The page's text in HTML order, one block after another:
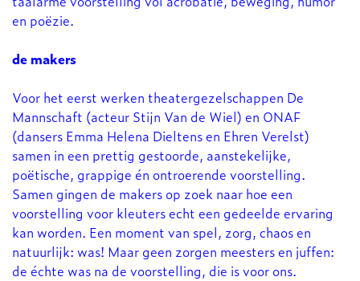
en poëzie.
de makers
Voor het eerst werken theatergezelschappen De
Mannschaft (acteur Stijn Van de Wiel) en ONAF
(dansers Emma Helena Dieltens en Ehren Verelst)
samen in een prettig gestoorde, aanstekelijke,
poëtische, grappige én ontroerende voorstelling.
Samen gingen de makers op zoek naar hoe een
voorstelling voor kleuters echt een gedeelde ervaring
kan worden. Een moment van spel, zorg, chaos en
natuurlijk: was! Maar geen zorgen meesters en juffen:
de échte was na de voorstelling, die is voor ons.